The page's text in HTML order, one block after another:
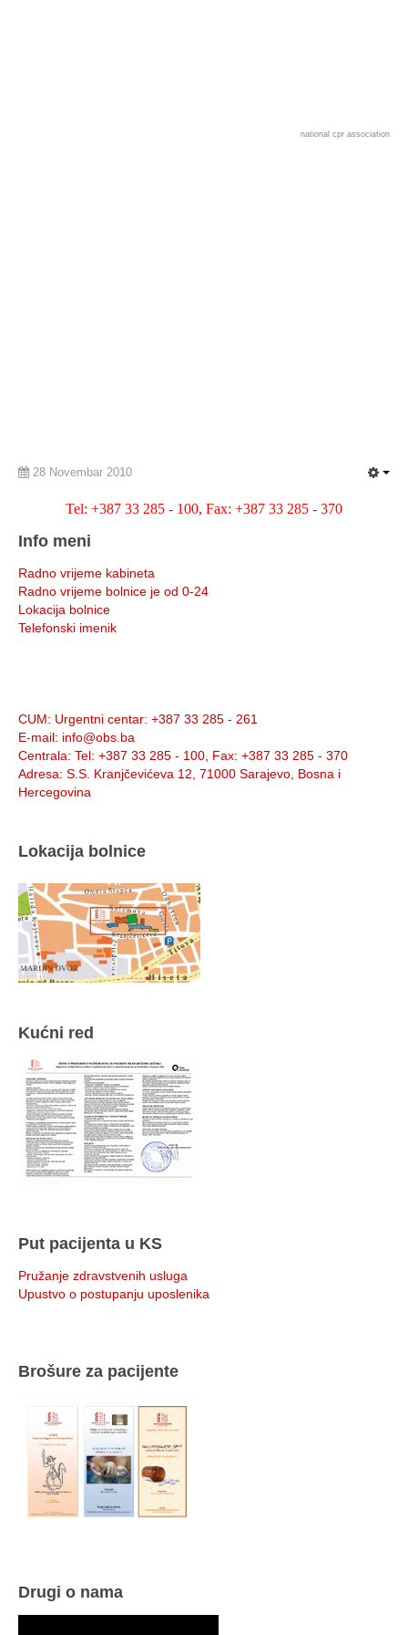
national cpr association
28 Novembar 2010
Tel: +387 33 285 - 100, Fax: +387 33 285 - 370
Info meni
Radno vrijeme kabineta
Radno vrijeme bolnice je od 0-24
Lokacija bolnice
Telefonski imenik
CUM: Urgentni centar: +387 33 285 - 261
E-mail: info@obs.ba
Centrala: Tel: +387 33 285 - 100, Fax: +387 33 285 - 370
Adresa: S.S. Kranjčevićeva 12, 71000 Sarajevo, Bosna i
Hercegovina
Lokacija bolnice
Kućni red
Put pacijenta u KS
Pružanje zdravstvenih usluga
Upustvo o postupanju uposlenika
Brošure za pacijente
Drugi o nama